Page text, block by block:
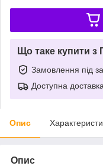
Що таке купити з
Замовлення під
Доступна доставка
Опис
Опис